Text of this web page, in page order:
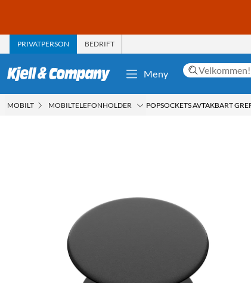
PRIVATPERSON BEDRIFT
Meny
MOBILT MOBILTELEFONHOLDER POPSOCKETS AVTAKBART